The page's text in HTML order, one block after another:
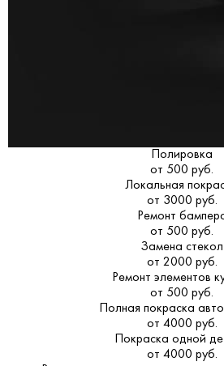
Полировка
от 500 руб.
Локальная
от 3000 руб.
Ремонт
от 500 руб.
Замена стекол
от 2000 руб.
Ремонт элементов
от 500 руб.
Полная покраска
от 4000 руб.
Покраска одной
от 4000 руб.